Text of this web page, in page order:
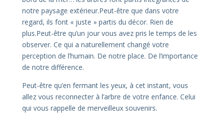
notre paysage extérieur.Peut-être que dans votre
regard, ils font « juste » partis du décor. Rien de
plus.Peut-être qu’un jour vous avez pris le temps de les
observer. Ce qui a naturellement changé votre
perception de l’humain. De notre place. De l’importance
de notre différence.
Peut-être qu’en fermant les yeux, à cet instant, vous
allez vous reconnecter à l’arbre de votre enfance. Celui
qui vous rappelle de merveilleux souvenirs.